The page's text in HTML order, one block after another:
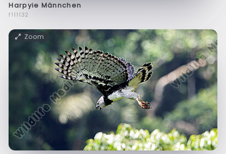
Harpyie Männchen
f111132
Zoom